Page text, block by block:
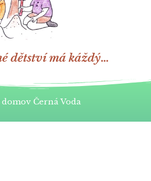
dětství má káždý…
domov Černá Voda